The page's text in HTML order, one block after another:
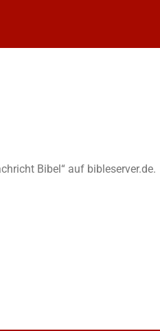
Bibel“ auf bibleserver.de.